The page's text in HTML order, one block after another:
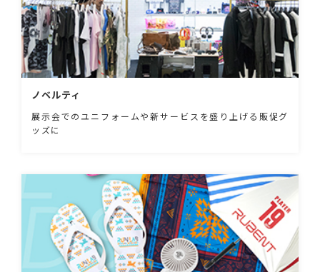
ノベルティ
展示会でのユニフォームや新サービスを盛り上げる販促グ
ッズに